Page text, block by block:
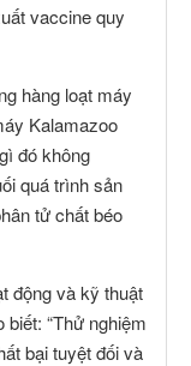
vaccine quy
hàng loạt máy
Kalamazoo
đó không
quá trình sản
tử chất béo
động và kỹ thuật
“Thử nghiệm
bại tuyệt đối và